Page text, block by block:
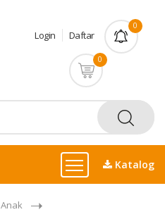
Login Daftar
0
0
Katalog
Anak